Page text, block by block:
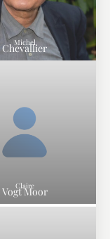
Michel
Chevallier
Claire
Vogt Moor